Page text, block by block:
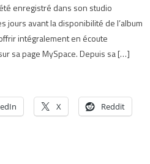
enregistré dans son studio
jours avant la disponibilité de l’album
intégralement en écoute
sa page MySpace. Depuis sa […]
X Reddit